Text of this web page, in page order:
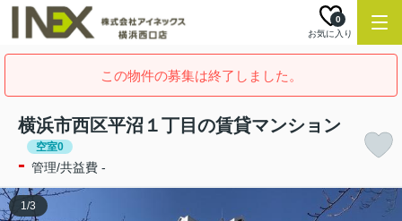
お気に入り
0
この物件の募集は終了しました。
横浜市西区平沼１丁目の賃貸マンション
空室0
- 管理/共益費 -
1/3